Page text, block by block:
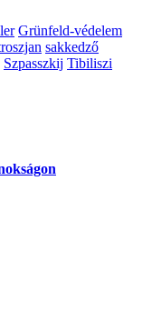
Grünfeld-védelem
sakkedző
Szpasszkij Tibiliszi